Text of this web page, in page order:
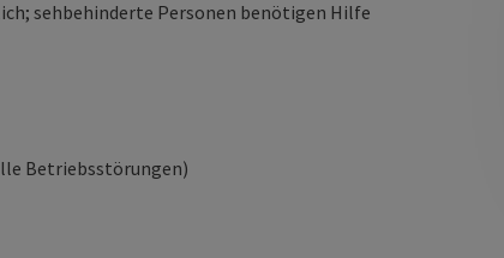
sehbehinderte Personen benötigen Hilfe
Betriebsstörungen)